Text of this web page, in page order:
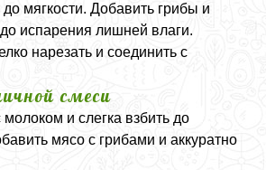
мягкости. Добавить грибы и
испарения лишней влаги.
нарезать и соединить с
смеси
и слегка взбить до
мясо с грибами и аккуратно